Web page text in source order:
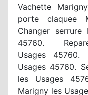
Vachette
porte claquee
Changer serrure
45760.
Usages 45760.
Usages 45760.
les Usages
Marigny les